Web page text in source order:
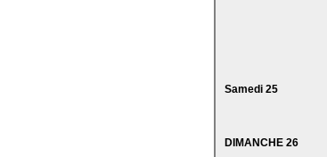
Samedi 25
DIMANCHE 26